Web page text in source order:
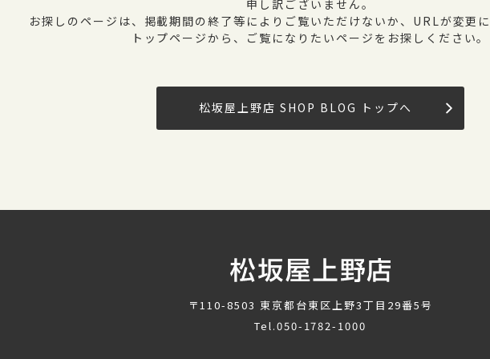
申し訳ございません。
お探しのページは、掲載期間の終了等によりご覧いただけないか、URLが変更に
トップページから、ご覧になりたいページをお探しください。
松坂屋上野店 SHOP BLOG トップへ
〒110-8503 東京都台東区上野3丁目29番5号
Tel.050-1782-1000